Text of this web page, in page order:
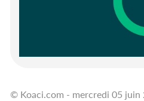
© Koaci.com - mercredi 05 juin